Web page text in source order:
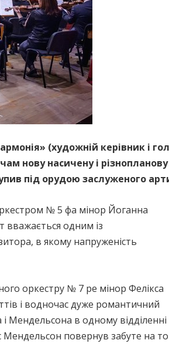
(художній керівник і
нову насичену і
під орудою заслуженого
№ 5 фа мінор Йоганна
вважається одним із
в якому напруженість
оркестру № 7 ре мінор Фелікса
і водночас дуже романтичний
Мендельсона в одному відділенні
Мендельсон повернув забуте на